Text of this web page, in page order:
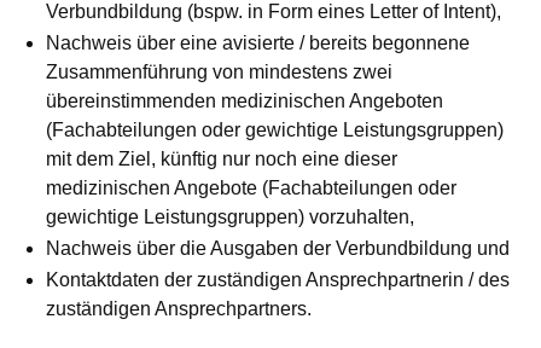
Verbundbildung (bspw. in Form eines Letter of Intent),
Nachweis über eine avisierte / bereits begonnene
Zusammenführung von mindestens zwei
übereinstimmenden medizinischen Angeboten
(Fachabteilungen oder gewichtige Leistungsgruppen)
mit dem Ziel, künftig nur noch eine dieser
medizinischen Angebote (Fachabteilungen oder
gewichtige Leistungsgruppen) vorzuhalten,
Nachweis über die Ausgaben der Verbundbildung und
Kontaktdaten der zuständigen Ansprechpartnerin / des
zuständigen Ansprechpartners.